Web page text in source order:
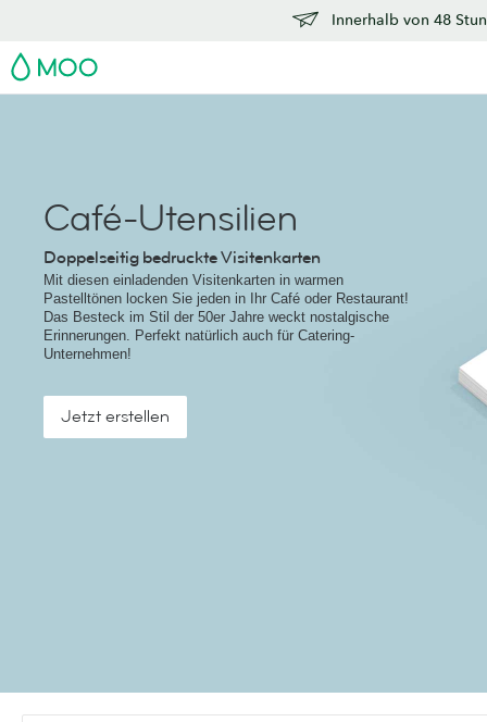
Innerhalb von 48
MOO
Café-Utensilien
Doppelseitig bedruckte Visitenkarten
Mit diesen einladenden Visitenkarten in warmen
Pastelltönen locken Sie jeden in Ihr Café oder Restaurant!
Das Besteck im Stil der 50er Jahre weckt nostalgische
Erinnerungen. Perfekt natürlich auch für Catering-
Unternehmen!
Jetzt erstellen